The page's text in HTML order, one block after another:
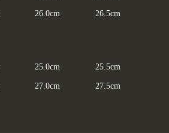
26.0cm 26.5cm
25.0cm 25.5cm
27.0cm 27.5cm